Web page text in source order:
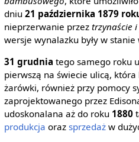
dniu 21 października 1879
nieprzerwanie przez trzynaście
wersje wynalazku były w
31 grudnia tego samego roku
pierwszą na świecie ulicą, która
żarówki, również przy pomocy
zaprojektowanego przez
udoskonalana aż do roku 1880
produkcja oraz sprzedażw